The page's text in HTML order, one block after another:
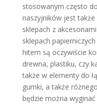
stosowanym często
naszyjników jest
sklepach z
sklepach
hitem są oczywiście
drewna, plastiku, czy
także w elementy do
gumki, a także
będzie można